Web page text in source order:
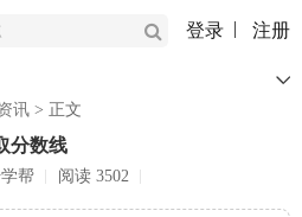
登录 注册
讯 > 正文
分数线
帮 阅读 3502